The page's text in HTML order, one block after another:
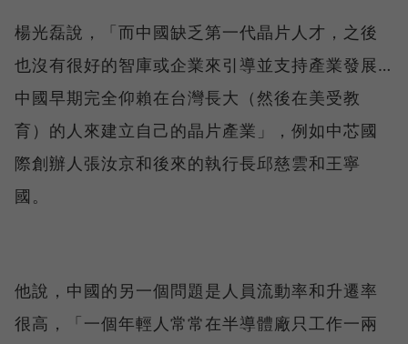
楊光磊說，「而中國缺乏第一代晶片人才，之後
也沒有很好的智庫或企業來引導並支持產業發展…
中國早期完全仰賴在台灣長大（然後在美受教
育）的人來建立自己的晶片產業」，例如中芯國
際創辦人張汝京和後來的執行長邱慈雲和王寧
國。
他說，中國的另一個問題是人員流動率和升遷率
很高，「一個年輕人常常在半導體廠只工作一兩